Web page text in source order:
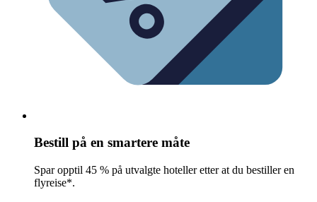
Bestill på en smartere måte
Spar opptil 45 % på utvalgte hoteller etter at du bestiller en
flyreise*.